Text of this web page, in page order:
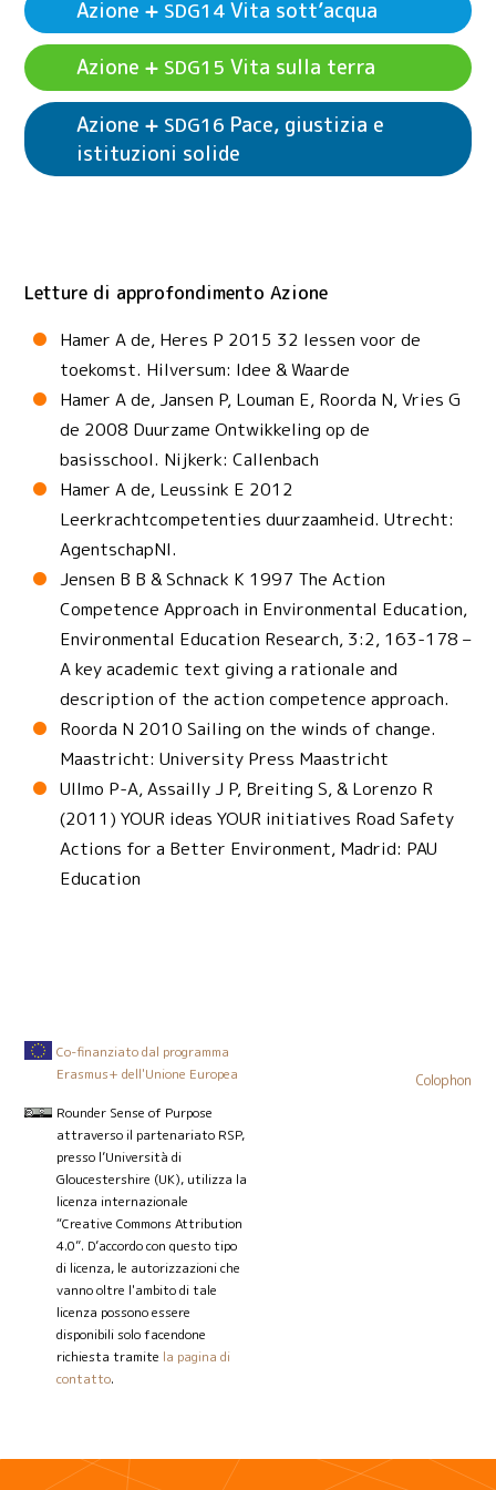
e produzione responsabili
Vedi esempi di attivitàAzione SDG13Lotta
contro il cambiamento climatico
Azione SDG14Vita sott’acqua
Azione SDG15 Vita sulla terra
Azione SDG16 Pace, giustizia e
istituzioni solide
Vedi esempi di attivitàAzione SDG16
giustizia e istituzioni solide
Letture di approfondimento Azione
Hamer A de, Heres P 2015 32 lessen voor de
toekomst. Hilversum: Idee & Waarde
Hamer A de, Jansen P, Louman E, Roorda N, Vries G
de 2008 Duurzame Ontwikkeling op de
basisschool. Nijkerk: Callenbach
Hamer A de, Leussink E 2012
Leerkrachtcompetenties duurzaamheid. Utrecht:
AgentschapNl.
Jensen B B & Schnack K 1997 The Action
Competence Approach in Environmental Education,
Environmental Education Research, 3:2, 163-178 –
A key academic text giving a rationale and
description of the action competence approach.
Roorda N 2010 Sailing on the winds of change.
Maastricht: University Press Maastricht
Ullmo P-A, Assailly J P, Breiting S, & Lorenzo R
(2011) YOUR ideas YOUR initiatives Road Safety
Actions for a Better Environment, Madrid: PAU
Education
Co-finanziato dal programma
Erasmus+ dell'Unione Europea
Rounder Sense of Purpose
attraverso il partenariato RSP,
presso l’Università di
Gloucestershire (UK), utilizza la
licenza internazionale
“Creative Commons Attribution
4.0”. D’accordo con questo tipo
di licenza, le autorizzazioni che
vanno oltre l'ambito di tale
licenza possono essere
disponibili solo facendone
richiesta tramite la pagina di
contatto.
Colophon